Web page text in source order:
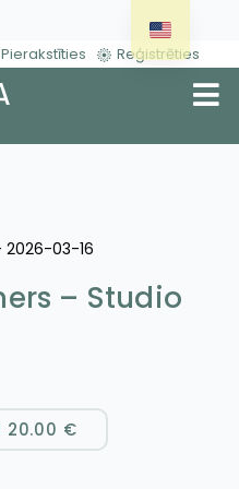
Pierakstīties Reģistrēties
2026-03-16
– Studio
20.00 €